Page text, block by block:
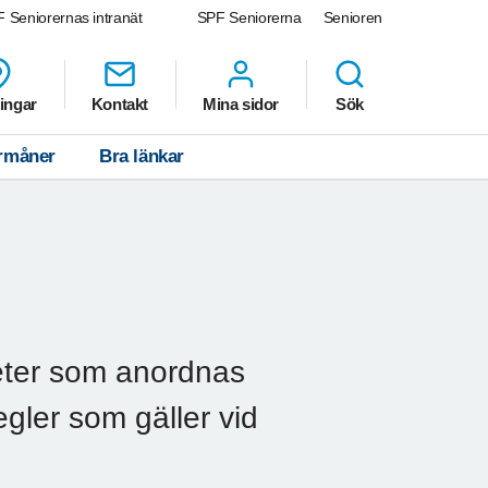
SPF Seniorerna Senioren
Seniorernas intranät
Kontakt Mina sidor Sök
Bra länkar
som anordnas
som gäller vid